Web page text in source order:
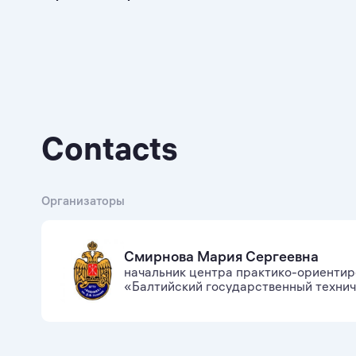
Contacts
Организаторы
Смирнова Мария Сергеевна
начальник центра практико-
«Балтийский государственный